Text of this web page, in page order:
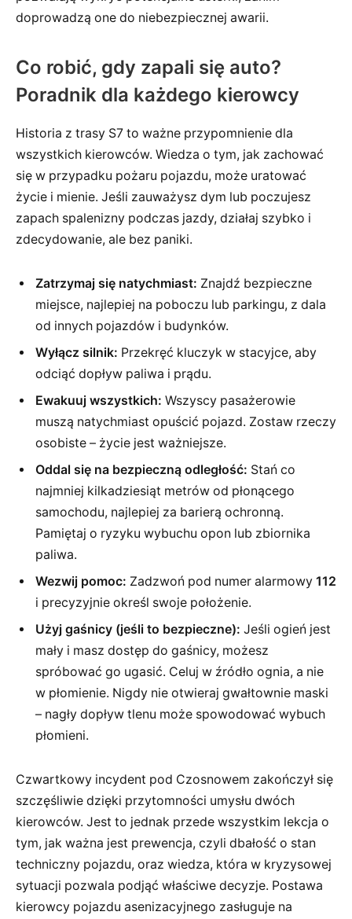
doprowadzą one do niebezpiecznej awarii.
Co robić, gdy zapali się auto?
Poradnik dla każdego kierowcy
Historia z trasy S7 to ważne przypomnienie dla
wszystkich kierowców. Wiedza o tym, jak zachować
się w przypadku pożaru pojazdu, może uratować
życie i mienie. Jeśli zauważysz dym lub poczujesz
zapach spalenizny podczas jazdy, działaj szybko i
zdecydowanie, ale bez paniki.
Zatrzymaj się natychmiast: Znajdź bezpieczne
miejsce, najlepiej na poboczu lub parkingu, z dala
od innych pojazdów i budynków.
Wyłącz silnik: Przekręć kluczyk w stacyjce, aby
odciąć dopływ paliwa i prądu.
Ewakuuj wszystkich: Wszyscy pasażerowie
muszą natychmiast opuścić pojazd. Zostaw rzeczy
osobiste – życie jest ważniejsze.
Oddal się na bezpieczną odległość: Stań co
najmniej kilkadziesiąt metrów od płonącego
samochodu, najlepiej za barierą ochronną.
Pamiętaj o ryzyku wybuchu opon lub zbiornika
paliwa.
Wezwij pomoc: Zadzwoń pod numer alarmowy 112
i precyzyjnie określ swoje położenie.
Użyj gaśnicy (jeśli to bezpieczne): Jeśli ogień jest
mały i masz dostęp do gaśnicy, możesz
spróbować go ugasić. Celuj w źródło ognia, a nie
w płomienie. Nigdy nie otwieraj gwałtownie maski
– nagły dopływ tlenu może spowodować wybuch
płomieni.
Czwartkowy incydent pod Czosnowem zakończył się
szczęśliwie dzięki przytomności umysłu dwóch
kierowców. Jest to jednak przede wszystkim lekcja o
tym, jak ważna jest prewencja, czyli dbałość o stan
techniczny pojazdu, oraz wiedza, która w kryzysowej
sytuacji pozwala podjąć właściwe decyzje. Postawa
kierowcy pojazdu asenizacyjnego zasługuje na